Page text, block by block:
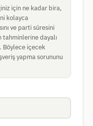
için ne kadar bira,
kolayca
ve parti süresini
tahminlerine dayalı
Böylece içecek
yapma sorununu